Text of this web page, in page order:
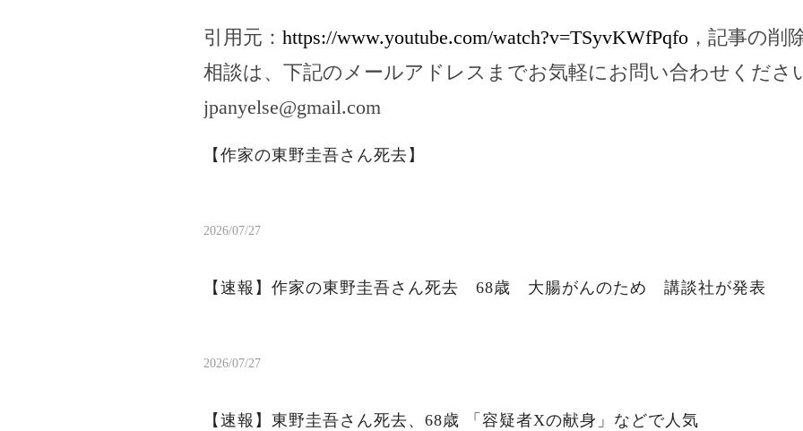
引用元： https://www.youtube.com/watch?v=TSyvKWfPqfo ，記事の削
相談は、下記のメールアドレスまでお気軽にお問い合わせくださ
jpanyelse@gmail.com
【作家の東野圭吾さん死去】
2026/07/27
【速報】作家の東野圭吾さん死去 68歳 大腸がんのため 講談社が発表
2026/07/27
【速報】東野圭吾さん死去、68歳 「容疑者Xの献身」などで人気